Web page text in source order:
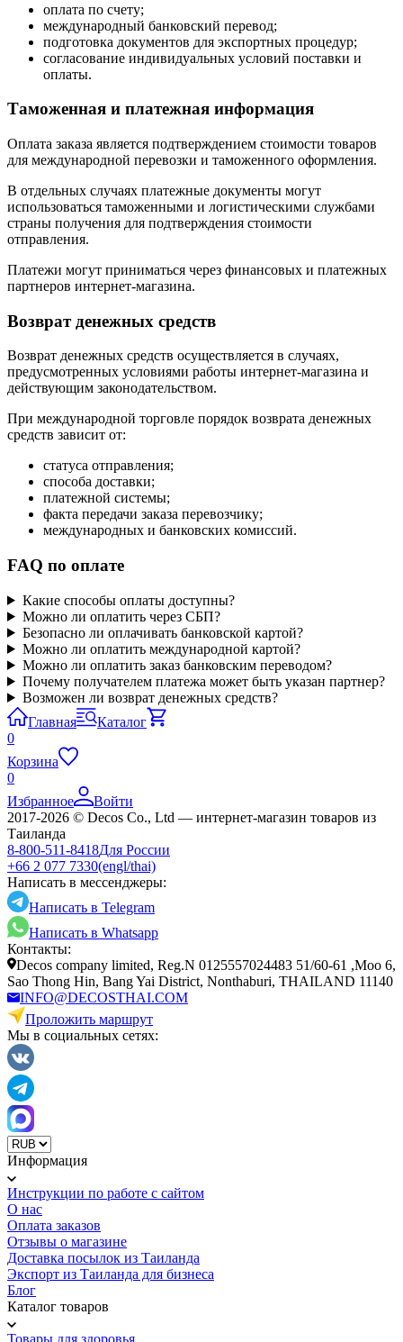
оплата по счету;
международный банковский перевод;
подготовка документов для экспортных процедур;
согласование индивидуальных условий поставки и
оплаты.
Таможенная и платежная информация
Оплата заказа является подтверждением стоимости товаров
для международной перевозки и таможенного оформления.
В отдельных случаях платежные документы могут
использоваться таможенными и логистическими службами
страны получения для подтверждения стоимости
отправления.
Платежи могут приниматься через финансовых и платежных
партнеров интернет-магазина.
Возврат денежных средств
Возврат денежных средств осуществляется в случаях,
предусмотренных условиями работы интернет-магазина и
действующим законодательством.
При международной торговле порядок возврата денежных
средств зависит от:
статуса отправления;
способа доставки;
платежной системы;
факта передачи заказа перевозчику;
международных и банковских комиссий.
FAQ по оплате
Какие способы оплаты доступны?
Можно ли оплатить через СБП?
Безопасно ли оплачивать банковской картой?
Можно ли оплатить международной картой?
Можно ли оплатить заказ банковским переводом?
Почему получателем платежа может быть указан партнер?
Возможен ли возврат денежных средств?
Главная
Каталог
0
Корзина
0
Избранное
Войти
2017-2026 © Decos Co., Ltd — интернет-магазин товаров из
Таиланда
8-800-511-8418Для России
+66 2 077 7330(engl/thai)
Написать в мессенджеры:
Написать в Telegram
Написать в Whatsapp
Контакты:
Decos company limited, Reg.N 0125557024483 51/60-61 ,Moo 6,
Sao Thong Hin, Bang Yai District, Nonthaburi, THAILAND 11140
INFO@DECOSTHAI.COM
Проложить маршрут
Мы в социальных сетях:
Информация
Инструкции по работе с сайтом
О нас
Оплата заказов
Отзывы о магазине
Доставка посылок из Таиланда
Экспорт из Таиланда для бизнеса
Блог
Каталог товаров
Товары для здоровья